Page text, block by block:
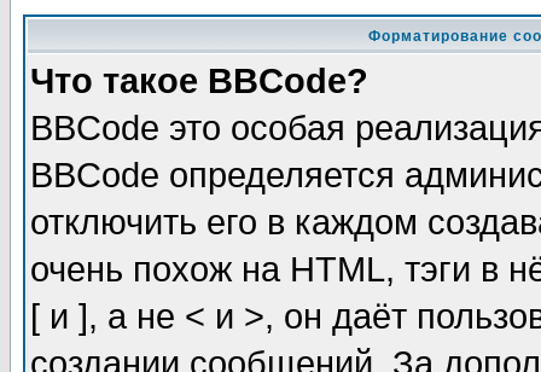
Форматирование
Что такое BBCode?
BBCode это особая
BBCode определяется
отключить его в каждом
очень похож на HTML, тэги в
[ и ], а не < и >, он даёт
создании сообщений. За